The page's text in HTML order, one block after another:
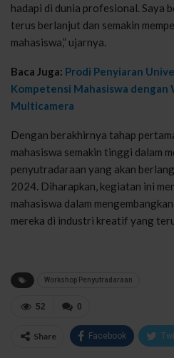
hadapi di dunia profesional. Saya
terus berlanjut dan semakin
mahasiswa,” ujarnya.
Baca Juga: Prodi Penyiaran
Kompetensi Mahasiswa
Multicamera
Dengan berakhirnya tahap
mahasiswa semakin tinggi dalam
penyutradaraan yang akan
2024. Diharapkan, kegiatan ini
mahasiswa dalam
mereka di industri kreatif yang
Workshop Penyutradaraan
0
52
Share Facebook